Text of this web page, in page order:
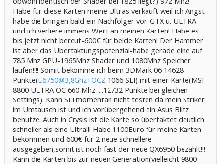
Habe für diese Karten meine Ultras verkauft weil ich Angst
habe die bringen bald ein Nachfolger von GTX u. ULTRA
und ich verliere immens Wert an meinen Karten! Habe es
bis jetzt nicht bereut-600€ für beide Karten! Der Hammer
ist aber das Übertaktungspotenzial-habe gerade eine auf
785 Mhz GPU-1965Mhz Shader und 1080Mhz Speicher
laufen!!!! Somit bekomme ich beim 3DMark 06 14628
Punkte(E6750@3,8Ghz+OCZ 1066 SLI) mit einer Karte(MSI
8800 ULTRA OC 660 Mhz ....12732 Punkte bei gleichen
Settings). Kann SLI momentan nicht testen da mein Striker
im Umtausch ist und ich vorübergehend ein Asus Blitz
benutze. Auch in Crysis ist die Karte so übertaktet deutlich
schneller als eine Ultra!!! Habe 1100Euro für meine Karten
bekommen und 600€ für 2 neue schnellere
ausgegeben,somit ist noch fast der neue QX6950 bezahlt!!!
Kann die Karten bis zur neuen Generation(vielleicht 9800